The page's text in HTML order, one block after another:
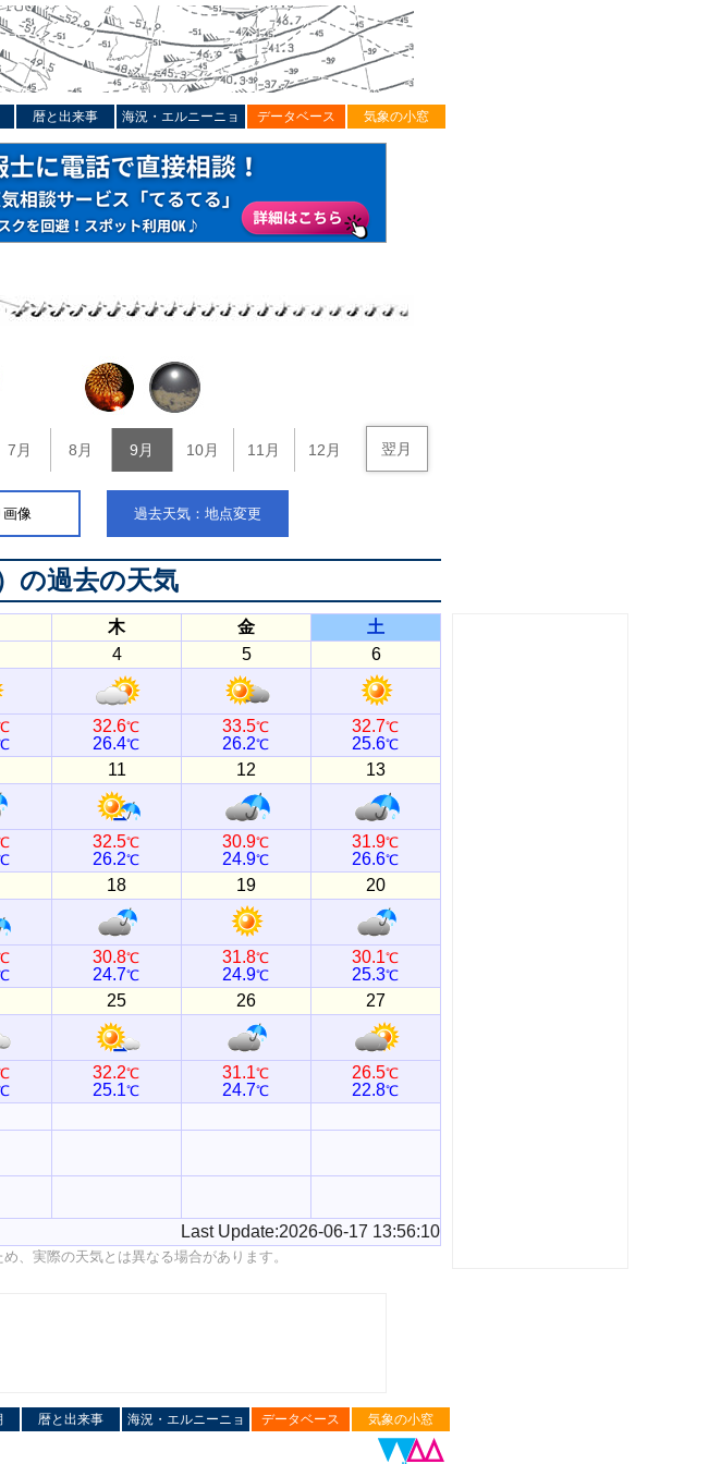
暦と出来事 海況・エルニーニョ データベース 気象の小窓
7月 8月 9月 10月 11月 12月 翌月
画像 過去天気：地点変更
の過去の天気
木 金
土
4 5 6
32.6℃
26.4℃
33.5℃
26.2℃
32.7℃
25.6℃
11 12 13
32.5℃
26.2℃
30.9℃
24.9℃
31.9℃
26.6℃
18 19 20
30.8℃
24.7℃
31.8℃
24.9℃
30.1℃
25.3℃
25 26 27
32.2℃
25.1℃
31.1℃
24.7℃
26.5℃
22.8℃
Last Update:2026-06-17 13:56:10
、実際の天気とは異なる場合があります。
暦と出来事 海況・エルニーニョ データベース 気象の小窓